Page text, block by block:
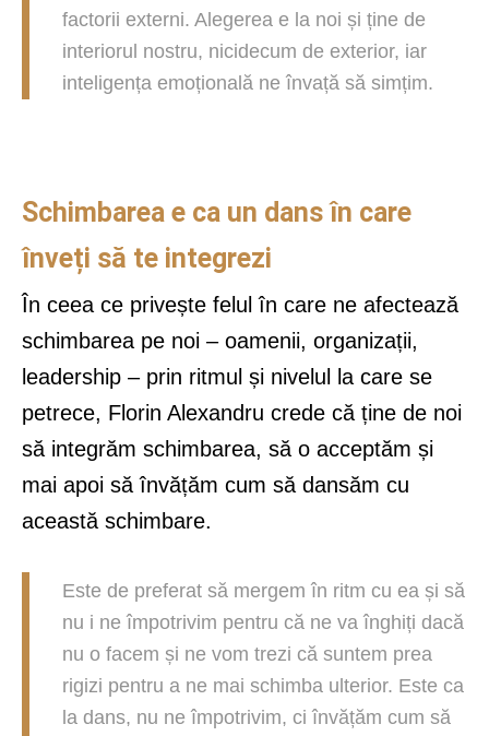
factorii externi. Alegerea e la noi și ține de
interiorul nostru, nicidecum de exterior, iar
inteligența emoțională ne învață să simțim.
Schimbarea e ca un dans în care
înveți să te integrezi
În ceea ce privește felul în care ne afectează
schimbarea pe noi – oamenii, organizații,
leadership – prin ritmul și nivelul la care se
petrece, Florin Alexandru crede că ține de noi
să integrăm schimbarea, să o acceptăm și
mai apoi să învățăm cum să dansăm cu
această schimbare.
Este de preferat să mergem în ritm cu ea și să
nu i ne împotrivim pentru că ne va înghiți dacă
nu o facem și ne vom trezi că suntem prea
rigizi pentru a ne mai schimba ulterior. Este ca
la dans, nu ne împotrivim, ci învățăm cum să